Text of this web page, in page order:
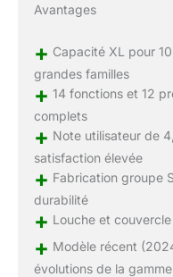
Avantages
+ Capacité XL pour
grandes familles
+ 14 fonctions et 12
complets
+ Note utilisateur de
satisfaction élevée
+ Fabrication groupe
durabilité
+ Louche et
+ Modèle récent
évolutions de la gamme